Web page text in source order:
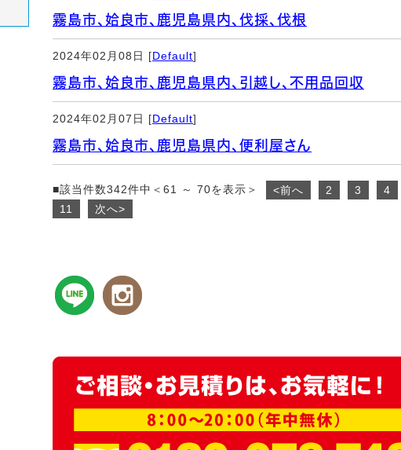
霧島市、姶良市、鹿児島県内、伐採、伐根
2024年02月08日 [Default]
霧島市、姶良市、鹿児島県内、引越し、不用品回収
2024年02月07日 [Default]
霧島市、姶良市、鹿児島県内、便利屋さん
■該当件数342件中＜61 ～ 70を表示＞ <前へ 2 3 4
11
次へ>